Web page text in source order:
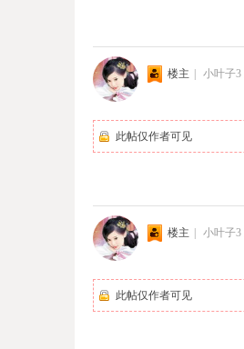
楼主 | 小叶子3
此帖仅作者可见
楼主 | 小叶子3
此帖仅作者可见